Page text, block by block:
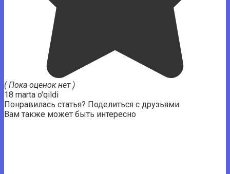
( Пока оценок нет )
18 marta o'qildi
Понравилась статья? Поделиться с друзьями:
Вам также может быть интересно